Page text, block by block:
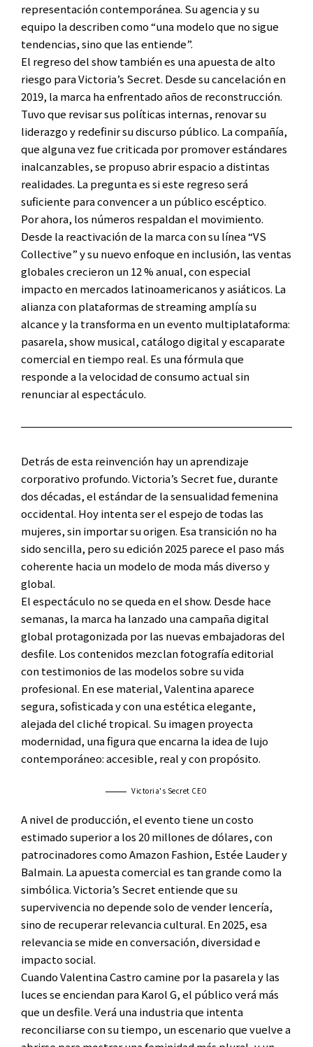
representación contemporánea. Su agencia y su
equipo la describen como “una modelo que no sigue
tendencias, sino que las entiende”.
El regreso del show también es una apuesta de alto
riesgo para Victoria’s Secret. Desde su cancelación en
2019, la marca ha enfrentado años de reconstrucción.
Tuvo que revisar sus políticas internas, renovar su
liderazgo y redefinir su discurso público. La compañía,
que alguna vez fue criticada por promover estándares
inalcanzables, se propuso abrir espacio a distintas
realidades. La pregunta es si este regreso será
suficiente para convencer a un público escéptico.
Por ahora, los números respaldan el movimiento.
Desde la reactivación de la marca con su línea “VS
Collective” y su nuevo enfoque en inclusión, las ventas
globales crecieron un 12 % anual, con especial
impacto en mercados latinoamericanos y asiáticos. La
alianza con plataformas de streaming amplía su
alcance y la transforma en un evento multiplataforma:
pasarela, show musical, catálogo digital y escaparate
comercial en tiempo real. Es una fórmula que
responde a la velocidad de consumo actual sin
renunciar al espectáculo.
Detrás de esta reinvención hay un aprendizaje
corporativo profundo. Victoria’s Secret fue, durante
dos décadas, el estándar de la sensualidad femenina
occidental. Hoy intenta ser el espejo de todas las
mujeres, sin importar su origen. Esa transición no ha
sido sencilla, pero su edición 2025 parece el paso más
coherente hacia un modelo de moda más diverso y
global.
El espectáculo no se queda en el show. Desde hace
semanas, la marca ha lanzado una campaña digital
global protagonizada por las nuevas embajadoras del
desfile. Los contenidos mezclan fotografía editorial
con testimonios de las modelos sobre su vida
profesional. En ese material, Valentina aparece
segura, sofisticada y con una estética elegante,
alejada del cliché tropical. Su imagen proyecta
modernidad, una figura que encarna la idea de lujo
contemporáneo: accesible, real y con propósito.
Victoria's Secret CEO
A nivel de producción, el evento tiene un costo
estimado superior a los 20 millones de dólares, con
patrocinadores como Amazon Fashion, Estée Lauder y
Balmain. La apuesta comercial es tan grande como la
simbólica. Victoria’s Secret entiende que su
supervivencia no depende solo de vender lencería,
sino de recuperar relevancia cultural. En 2025, esa
relevancia se mide en conversación, diversidad e
impacto social.
Cuando Valentina Castro camine por la pasarela y las
luces se enciendan para Karol G, el público verá más
que un desfile. Verá una industria que intenta
reconciliarse con su tiempo, un escenario que vuelve a